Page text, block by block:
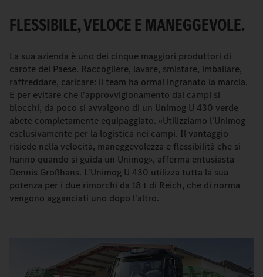
FLESSIBILE, VELOCE E MANEGGEVOLE.
La sua azienda è uno dei cinque maggiori produttori di
carote del Paese. Raccogliere, lavare, smistare, imballare,
raffreddare, caricare: il team ha ormai ingranato la marcia.
E per evitare che l'approvvigionamento dai campi si
blocchi, da poco si avvalgono di un Unimog U 430 verde
abete completamente equipaggiato. «Utilizziamo l'Unimog
esclusivamente per la logistica nei campi. Il vantaggio
risiede nella velocità, maneggevolezza e flessibilità che si
hanno quando si guida un Unimog», afferma entusiasta
Dennis Großhans. L'Unimog U 430 utilizza tutta la sua
potenza per i due rimorchi da 18 t di Reich, che di norma
vengono agganciati uno dopo l'altro.